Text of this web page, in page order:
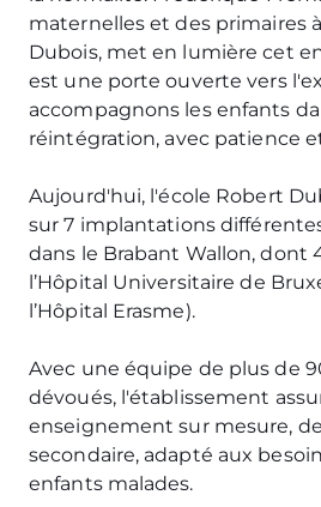
maternelles et des primaires
Dubois, met en lumière cet
est une porte ouverte vers
accompagnons les enfants
réintégration, avec patience
Aujourd'hui, l'école Robert
sur 7 implantations
dans le Brabant Wallon, dont
l’Hôpital Universitaire de
l’Hôpital Erasme).
Avec une équipe de plus de
dévoués, l'établissement
enseignement sur mesure,
secondaire, adapté aux
enfants malades.